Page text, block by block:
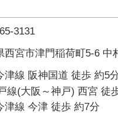
3131
西宮市津門稲荷町5-6 中
津線 阪神国道 徒歩 約5
線(大阪～神戸) 西宮 徒
津線 今津 徒歩 約7分